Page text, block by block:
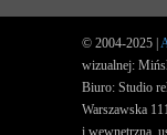
© 2004-2025 |
wizualnej:
Biuro: Studio
Warszawska
i wewnętrzna,